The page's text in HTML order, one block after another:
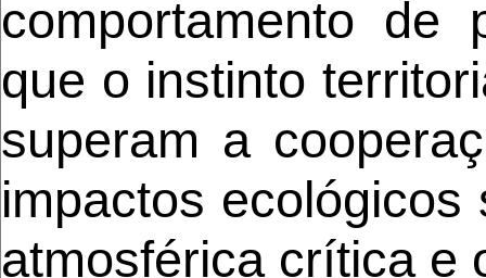
comportamento de
que o instinto
superam a
impactos
atmosférica crítica e